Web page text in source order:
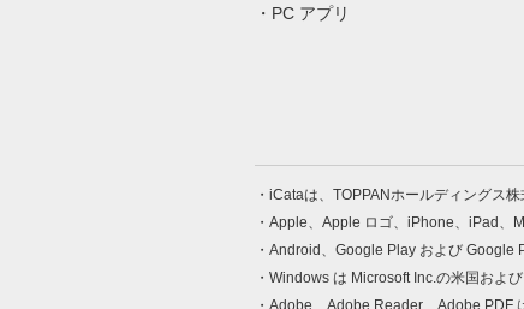
PC アプリ
iCataは、TOPPANホールディングス株
Apple、Apple ロゴ、iPhone、iPad、
Android、Google Play および Google
Windows は Microsoft Inc.の米国およ
Adobe、Adobe Reader、Adobe PDF